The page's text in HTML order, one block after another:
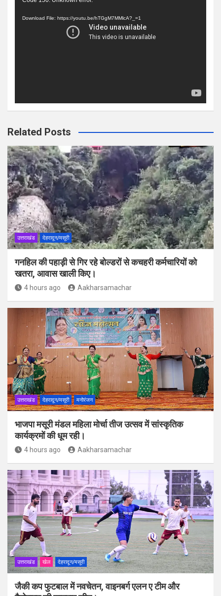
Download File: https://youtu.be/hTGgM7MMlcA?_=1
Related Posts
उत्तराखंड देहरादून/मसूरी
गनहिल की पहाड़ी से गिर रहे बोल्डरों से कचहरी कर्मचारियों को
खतरा, आवास खाली किए।
4 hours ago Aakharsamachar
उत्तराखंड देहरादून/मसूरी मनोरंजन
भाजपा मसूरी मंडल महिला मोर्चा तीज उत्सव में सांस्कृतिक
कार्यक्रमों की धूम रही।
4 hours ago Aakharsamachar
उत्तराखंड खेल देहरादून/मसूरी
जैकी कप फुटबाल में नवचेतन, वाइनबर्ग एलन ए टीम और